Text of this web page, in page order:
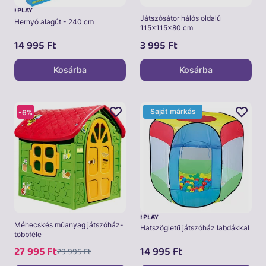
I PLAY
Hernyó alagút - 240 cm
14 995 Ft
Kosárba
Játszósátor hálós oldalú
115x115x80 cm
3 995 Ft
Kosárba
-6%
Méhecskés műanyag játszóház-
többféle
27 995Ft29 995Ft
Saját márkás
I PLAY
Hatszögletű játszóház labdákkal
14 995 Ft